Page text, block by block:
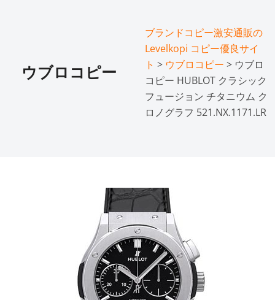
ウブロコピー
ブランドコピー激安通販の
Levelkopi コピー優良サイ
ト > ウブロコピー > ウブロ
コピー HUBLOT クラシック
フュージョン チタニウム ク
ロノグラフ 521.NX.1171.LR